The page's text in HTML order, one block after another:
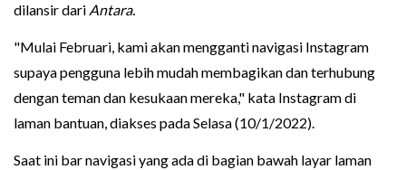
dilansir dari Antara.
"Mulai Februari, kami akan mengganti navigasi Instagram
supaya pengguna lebih mudah membagikan dan terhubung
dengan teman dan kesukaan mereka," kata Instagram di
laman bantuan, diakses pada Selasa (10/1/2022).
Saat ini bar navigasi yang ada di bagian bawah layar laman